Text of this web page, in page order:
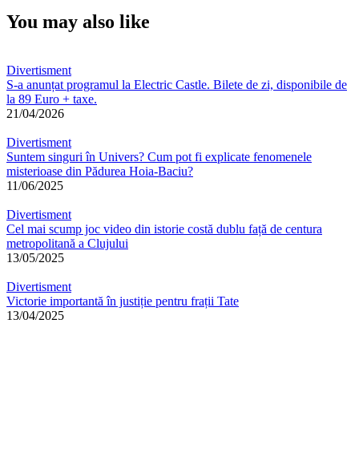
You may also like
Divertisment
S-a anunțat programul la Electric Castle. Bilete de zi, disponibile de
la 89 Euro + taxe.
21/04/2026
Divertisment
Suntem singuri în Univers? Cum pot fi explicate fenomenele
misterioase din Pădurea Hoia‑Baciu?
11/06/2025
Divertisment
Cel mai scump joc video din istorie costă dublu față de centura
metropolitană a Clujului
13/05/2025
Divertisment
Victorie importantă în justiție pentru frații Tate
13/04/2025